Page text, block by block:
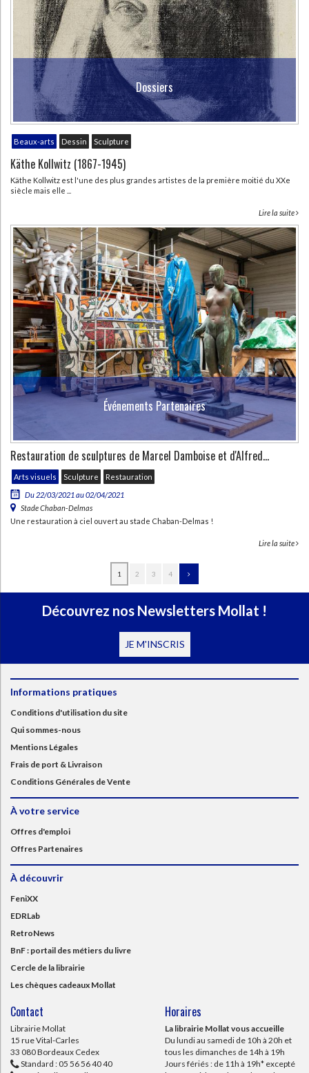
Dossiers
Beaux-arts Dessin Sculpture
Käthe Kollwitz (1867-1945)
Käthe Kollwitz est l'une des plus grandes artistes de la première moitié du XXe
siècle mais elle ...
Lire la suite
Événements Partenaires
Restauration de sculptures de Marcel Damboise et d'Alfred...
Arts visuels Sculpture
Restauration
Du 22/03/2021 au 02/04/2021
Stade Chaban-Delmas
Une restauration à ciel ouvert au stade Chaban-Delmas !
Lire la suite
1 2 3 4
Découvrez nos Newsletters Mollat !
JE M'INSCRIS
Informations pratiques
Conditions d'utilisation du site
Qui sommes-nous
Mentions Légales
Frais de port & Livraison
Conditions Générales de Vente
À votre service
Offres d'emploi
Offres Partenaires
À découvrir
FeniXX
EDRLab
RetroNews
BnF : portail des métiers du livre
Cercle de la librairie
Les chèques cadeaux Mollat
Contact
Librairie Mollat
15 rue Vital-Carles
33 080 Bordeaux Cedex
Standard : 05 56 56 40 40
Horaires
La librairie Mollat vous accueille
Du lundi au samedi de 10h à 20h et
tous les dimanches de 14h à 19h
Jours fériés : de 11h à 19h* excepté